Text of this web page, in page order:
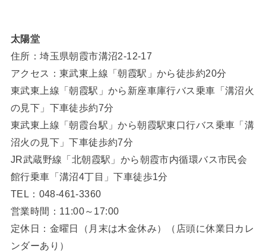
太陽堂
住所：埼玉県朝霞市溝沼2-12-17
アクセス：東武東上線「朝霞駅」から徒歩約20分
東武東上線「朝霞駅」から新座車庫行バス乗車「溝沼火
の見下」下車徒歩約7分
東武東上線「朝霞台駅」から朝霞駅東口行バス乗車「溝
沼火の見下」下車徒歩約7分
JR武蔵野線「北朝霞駅」から朝霞市内循環バス市民会
館行乗車「溝沼4丁目」下車徒歩1分
TEL：048-461-3360
営業時間：11:00～17:00
定休日：金曜日（月末は木金休み）（店頭に休業日カレ
ンダーあり）